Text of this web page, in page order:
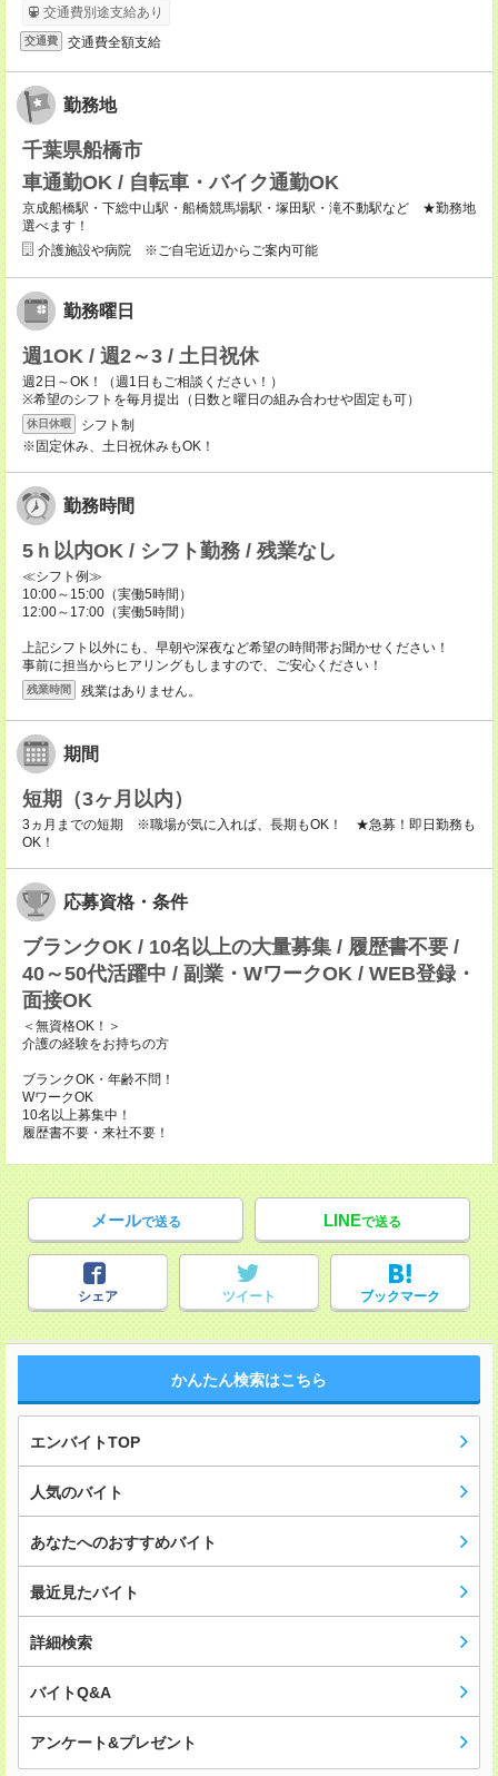
交通費別途支給あり
交通費 交通費全額支給
勤務地
千葉県船橋市
車通勤OK / 自転車・バイク通勤OK
京成船橋駅・下総中山駅・船橋競馬場駅・塚田駅・滝不動駅など ★勤務地
選べます！
介護施設や病院 ※ご自宅近辺からご案内可能
勤務曜日
週1OK / 週2～3 / 土日祝休
週2日～OK！（週1日もご相談ください！）
※希望のシフトを毎月提出（日数と曜日の組み合わせや固定も可）
休日休暇
シフト制
※固定休み、土日祝休みもOK！
勤務時間
5ｈ以内OK / シフト勤務 / 残業なし
≪シフト例≫
10:00～15:00（実働5時間）
12:00～17:00（実働5時間）
上記シフト以外にも、早朝や深夜など希望の時間帯お聞かせください！
事前に担当からヒアリングもしますので、ご安心ください！
残業時間 残業はありません。
期間
短期（3ヶ月以内）
3ヵ月までの短期 ※職場が気に入れば、長期もOK！ ★急募！即日勤務も
OK！
応募資格・条件
ブランクOK / 10名以上の大量募集 / 履歴書不要 /
40～50代活躍中 / 副業・WワークOK / WEB登録・
面接OK
＜無資格OK！＞
介護の経験をお持ちの方
ブランクOK・年齢不問！
WワークOK
10名以上募集中！
履歴書不要・来社不要！
メールで送る LINEで送る
シェア ツイート ブックマーク
かんたん検索はこちら
エンバイトTOP
人気のバイト
あなたへのおすすめバイト
最近見たバイト
詳細検索
バイトQ&A
アンケート&プレゼント